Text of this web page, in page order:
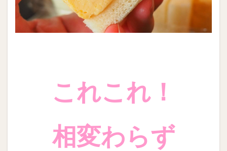
これこれ！
相変わらず